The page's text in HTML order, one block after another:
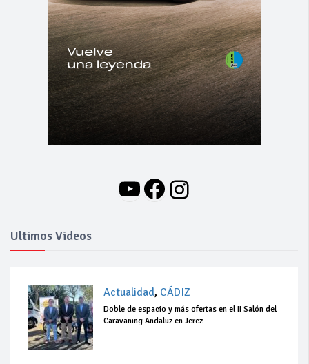
YouTube
Facebook
Instagram
Ultimos Videos
Actualidad, CÁDIZ
Doble de espacio y más ofertas en el II Salón del
Caravaning Andaluz en Jerez